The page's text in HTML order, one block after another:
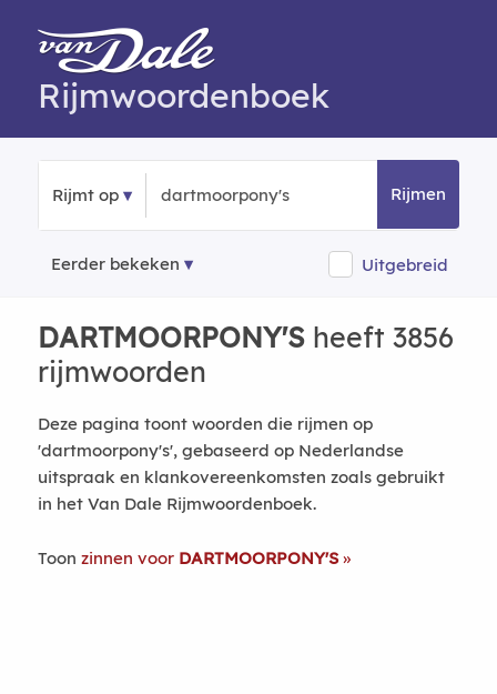
Rijmwoordenboek
Rijmt op Rijmen
Eerder bekeken Uitgebreid
DARTMOORPONY'Sheeft 3856
rijmwoorden
Deze pagina toont woorden die rijmen op
'dartmoorpony's', gebaseerd op Nederlandse
uitspraak en klankovereenkomsten zoals gebruikt
in het Van Dale Rijmwoordenboek.
Toon zinnen voor DARTMOORPONY'S